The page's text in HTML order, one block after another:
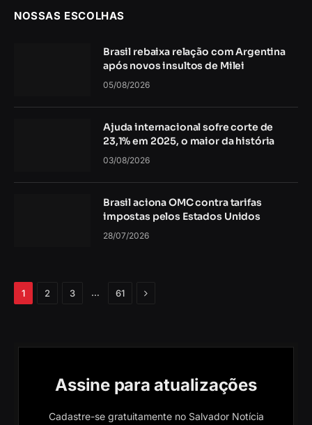
NOSSAS ESCOLHAS
Brasil rebaixa relação com Argentina
após novos insultos de Milei
05/08/2026
Ajuda internacional sofre corte de
23,1% em 2025, o maior da história
03/08/2026
Brasil aciona OMC contra tarifas
impostas pelos Estados Unidos
28/07/2026
1 2 3 … 61 Próximo
Assine para atualizações
Cadastre-se gratuitamente no Salvador Notícia